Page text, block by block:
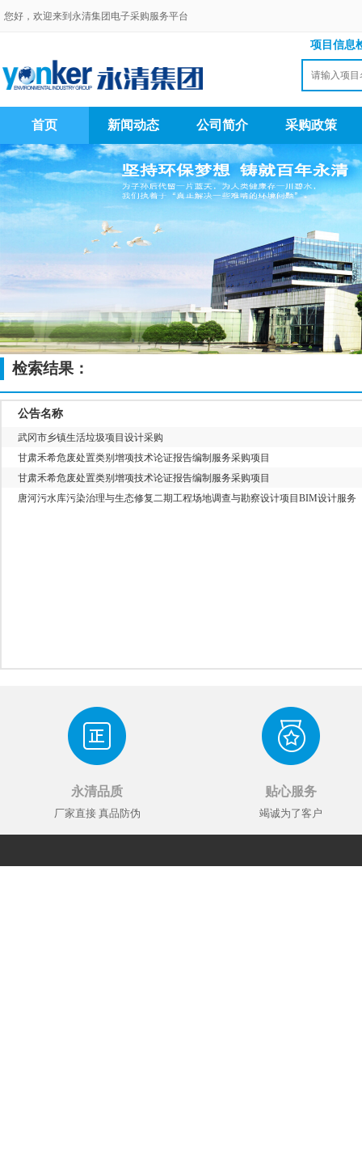
您好，欢迎来到永清集团电子采购服务平台
项目信息
首页 新闻动态 公司简介 采购政策
检索结果：
公告名称
武冈市乡镇生活垃圾项目设计采购
甘肃禾希危废处置类别增项技术论证报告编制服务采购项目
甘肃禾希危废处置类别增项技术论证报告编制服务采购项目
唐河污水库污染治理与生态修复二期工程场地调查与勘察设计项目BIM设计服务
永清品质
厂家直接 真品防伪
贴心服务
竭诚为了客户